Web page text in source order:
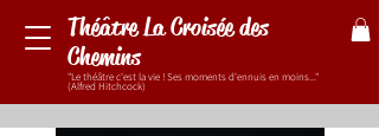
Théâtre La Croisée des
Chemins
"Le théâtre c'est la vie ! Ses moments d'ennuis en moins..."
(Alfred Hitchcock)